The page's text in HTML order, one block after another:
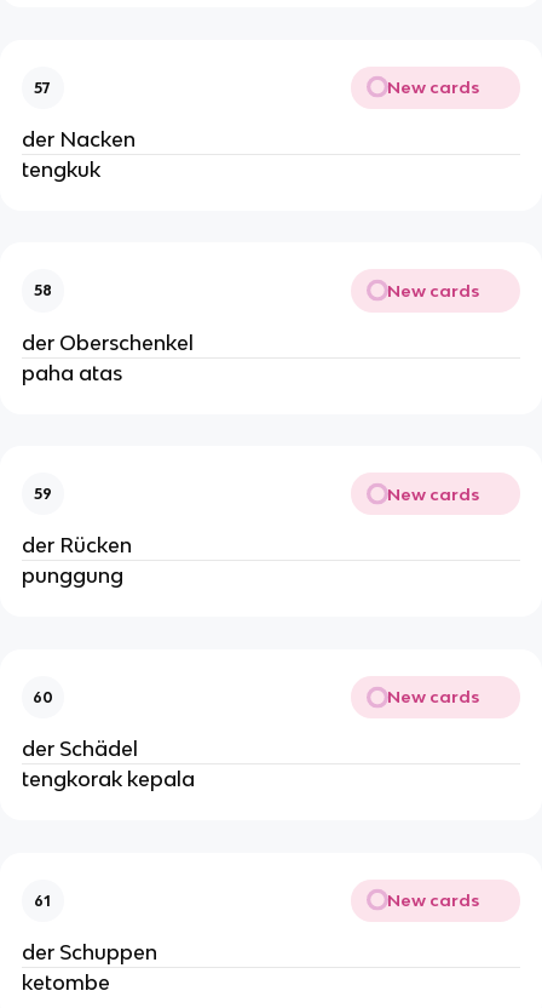
57 New cards
der Nacken
tengkuk
58 New cards
der Oberschenkel
paha atas
59 New cards
der Rücken
punggung
60 New cards
der Schädel
tengkorak kepala
61 New cards
der Schuppen
ketombe